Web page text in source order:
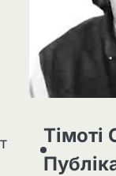
Тімоті